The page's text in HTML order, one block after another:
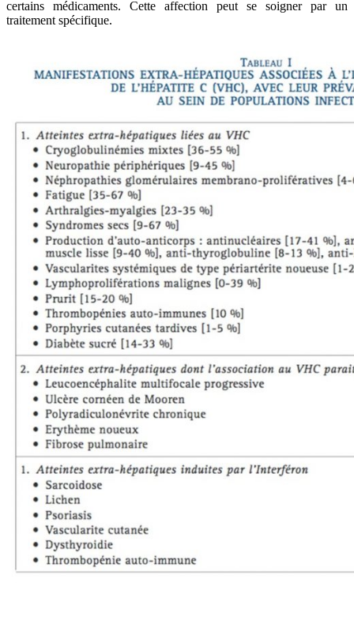
certains médicaments. Cette affection peut se soigner par un
traitement spécifique.